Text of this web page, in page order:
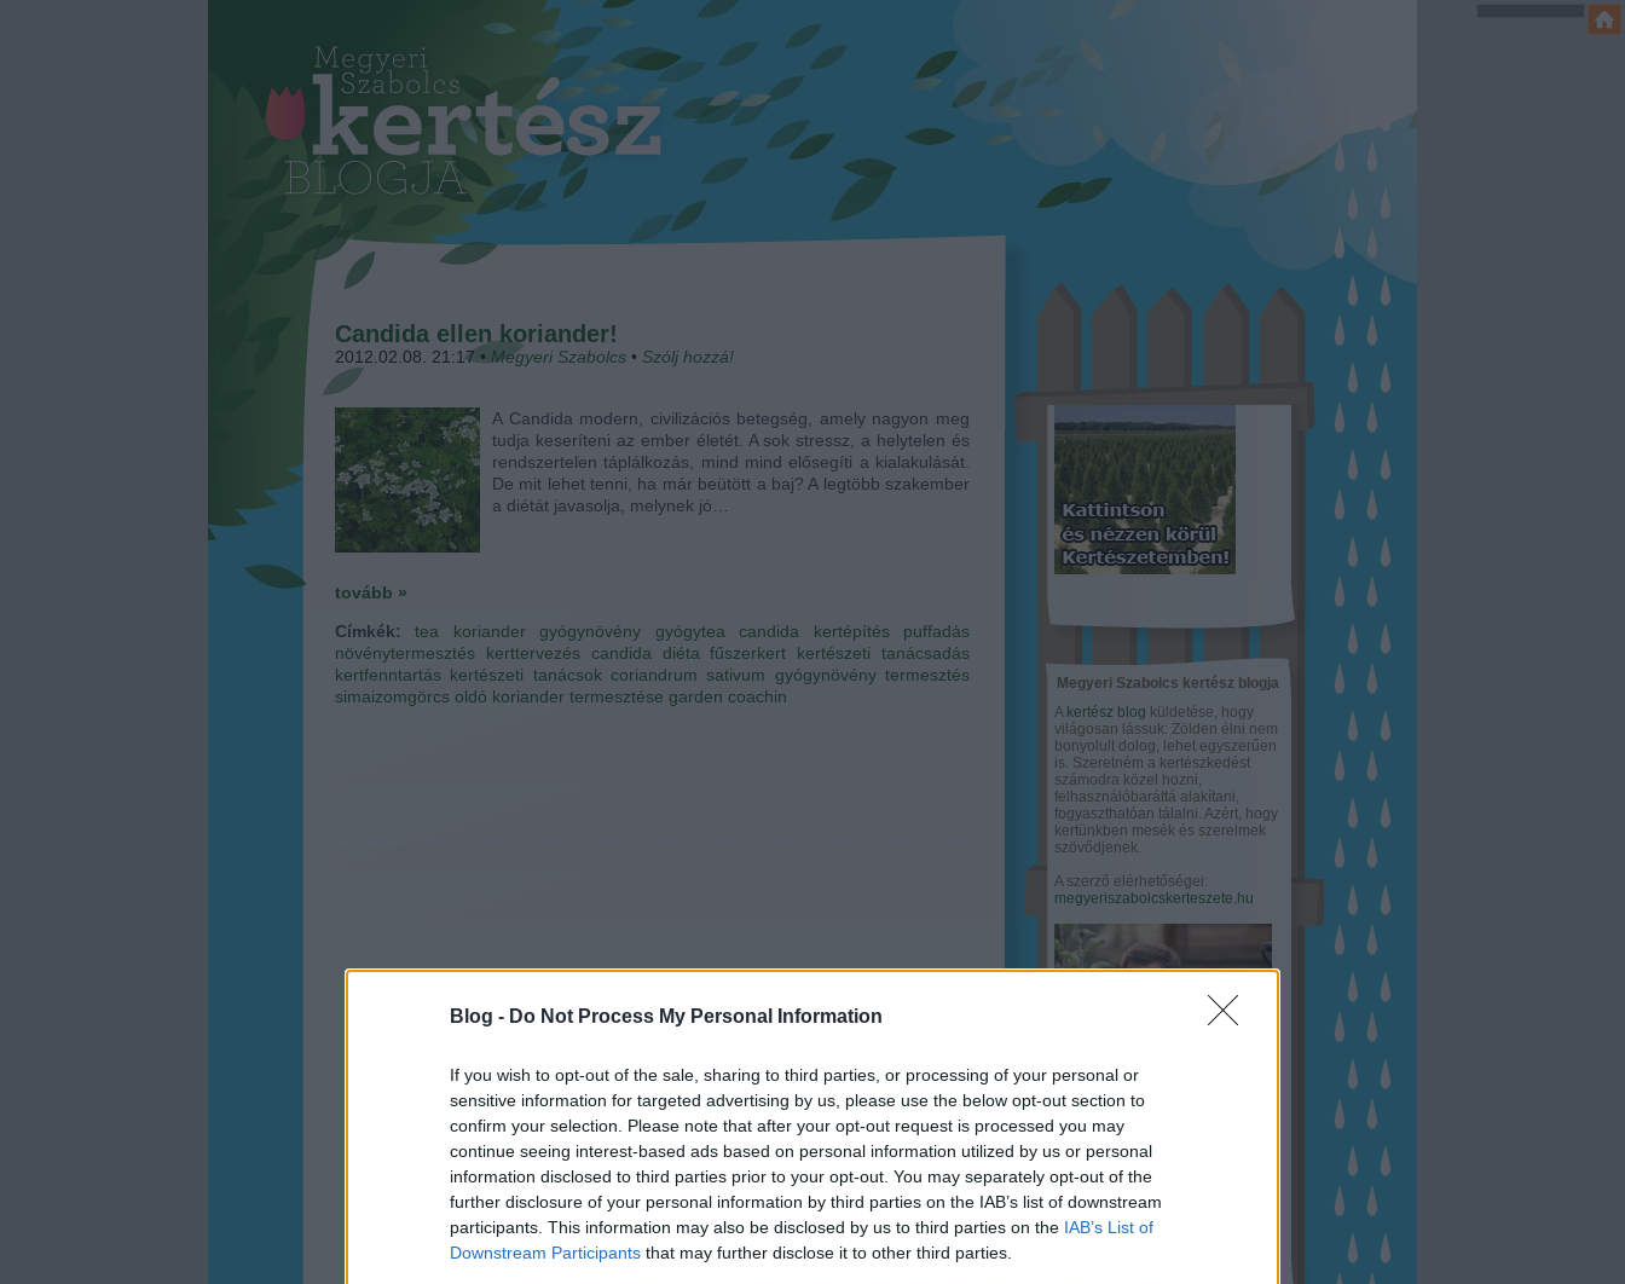
Blog - Do Not Process My Personal Information
If you wish to opt-out of the sale, sharing to third parties, or processing of your personal or
sensitive information for targeted advertising by us, please use the below opt-out section to
confirm your selection. Please note that after your opt-out request is processed you may
continue seeing interest-based ads based on personal information utilized by us or personal
information disclosed to third parties prior to your opt-out. You may separately opt-out of the
further disclosure of your personal information by third parties on the IAB’s list of downstream
participants. This information may also be disclosed by us to third parties on the IAB’s List of
Downstream Participants that may further disclose it to other third parties.
Candida ellen koriander!
2012.02.08. 21:17 • Megyeri Szabolcs • Szólj hozzá!
A Candida modern, civilizációs betegség, amely nagyon meg
tudja keseríteni az ember életét. A sok stressz, a helytelen és
rendszertelen táplálkozás, mind mind elősegíti a kialakulását.
De mit lehet tenni, ha már beütött a baj? A legtöbb szakember
a diétát javasolja, melynek jó…
tovább »
Címkék:tea koriander gyógynövény gyógytea candida kertépítés
puffadás
növénytermesztés
kerttervezés candida diéta fűszerkert
kertészeti tanácsadás
kertfenntartás kertészeti tanácsok coriandrum sativum
gyógynövény termesztés
simaizomgörcs oldó koriander termesztése garden coachin
Megyeri Szabolcs kertész blogja
A kertész blog küldetése, hogy
világosan lássuk: Zölden élni nem
bonyolult dolog, lehet egyszerűen
is. Szeretném a kertészkedést
számodra közel hozni,
felhasználóbaráttá alakítani,
fogyaszthatóan tálalni. Azért, hogy
kertünkben mesék és szerelmek
szövődjenek.
A szerző elérhetőségei:
megyeriszabolcskerteszete.hu